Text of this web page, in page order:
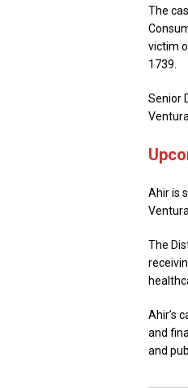
The
victim
1739.
Senior
Ahir is
The
Ahir’s
and
and